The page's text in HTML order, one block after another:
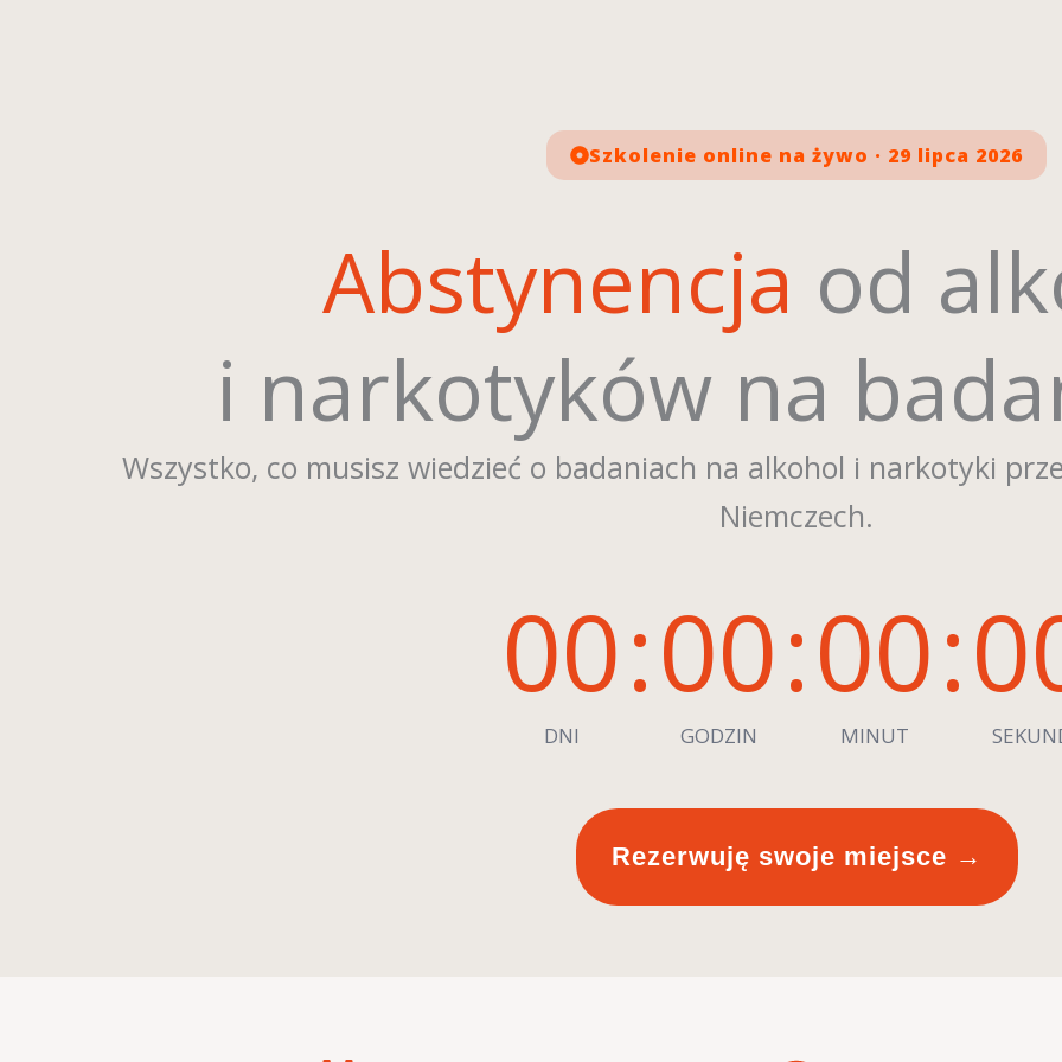
Szkolenie online na żywo · 29 lipca 2026
Abstynencja od
i narkotyków na
Wszystko, co musisz wiedzieć o badaniach na alkohol i narkotyki
Niemczech.
00
DNI
:00
GODZIN
:00
MINUT
:
Rezerwuję swoje miejsce →